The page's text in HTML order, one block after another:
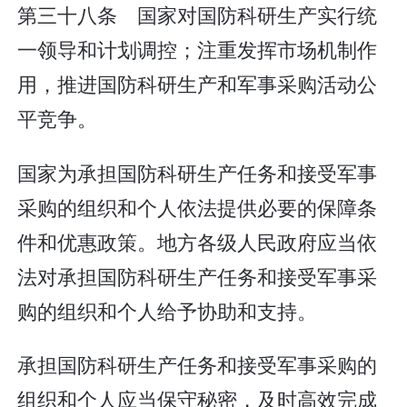
第三十八条 国家对国防科研生产实行统
一领导和计划调控；注重发挥市场机制作
用，推进国防科研生产和军事采购活动公
平竞争。
国家为承担国防科研生产任务和接受军事
采购的组织和个人依法提供必要的保障条
件和优惠政策。地方各级人民政府应当依
法对承担国防科研生产任务和接受军事采
购的组织和个人给予协助和支持。
承担国防科研生产任务和接受军事采购的
组织和个人应当保守秘密，及时高效完成